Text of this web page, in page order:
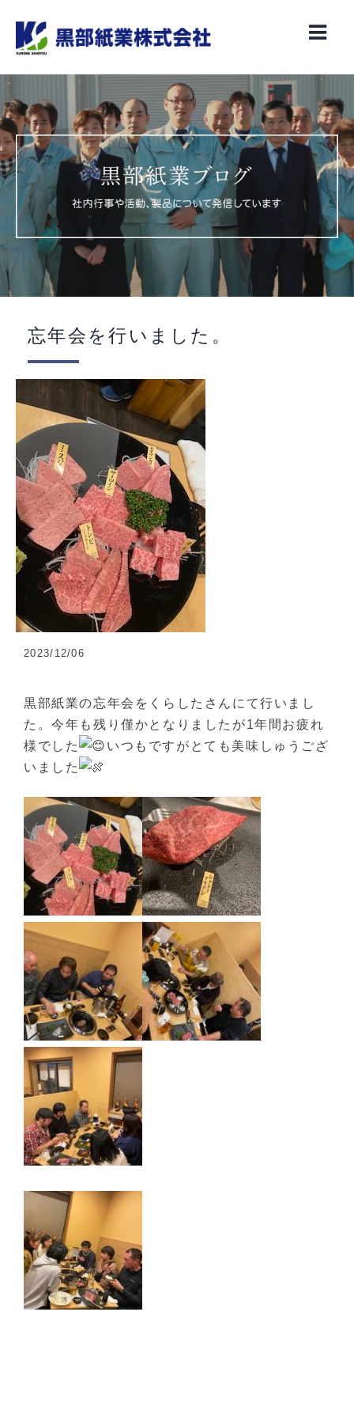
content
忘年会を行いました。
2023/12/06
黒部紙業の忘年会をくらしたさんにて行いまし
た。今年も残り僅かとなりましたが1年間お疲れ
様でした
いつもですがとても美味しゅうござ
いました